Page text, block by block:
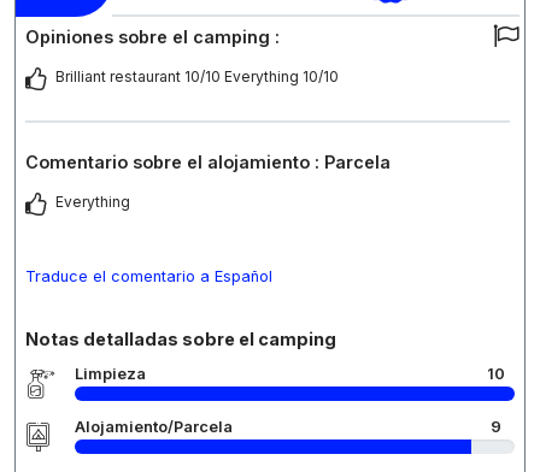
Opiniones sobre el camping :
Brilliant restaurant 10/10 Everything 10/10
Comentario sobre el alojamiento : Parcela
Everything
Traduce el comentario a Español
Notas detalladas sobre el camping
Limpieza 10
Alojamiento/Parcela 9